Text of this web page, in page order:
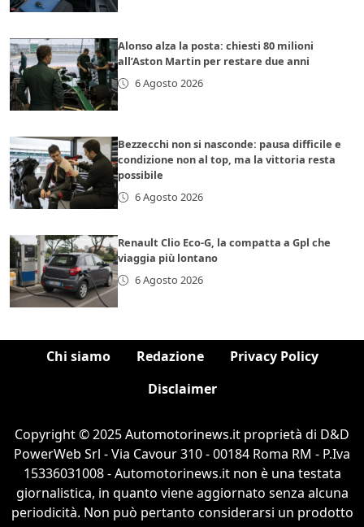
Alonso alza la posta: chiesti 80 milioni
all’Aston Martin per restare due anni
6 Agosto 2026
Bezzecchi non si nasconde: pausa difficile e
condizione non al top, ma la vittoria resta
possibile
6 Agosto 2026
Renault Clio Eco-G, la compatta a Gpl che
viaggia più lontano
6 Agosto 2026
Chi siamo Redazione
Privacy Policy
Disclaimer
Copyright © 2025 Automotorinews.it proprietà di D&D
PowerWeb Srl - Via Cavour 310 - 00184 Roma RM - P.Iva
15336031008 - Automotorinews.it non è una testata
giornalistica, in quanto viene aggiornato senza alcuna
periodicità. Non può pertanto considerarsi un prodotto